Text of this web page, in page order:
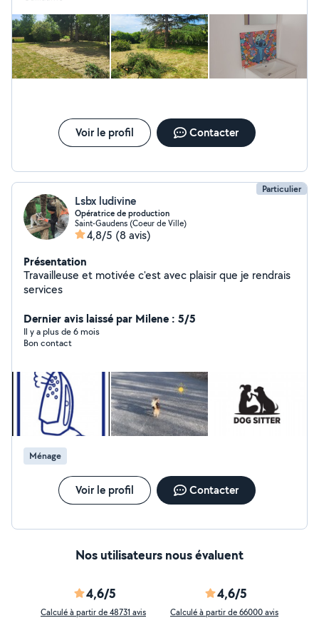
nettoyage ménager Evacuation encombrant, déchet
vert Devis gratuit, entreprise sérieuse et rapide multi-
service homme toutes mains intérieur et extérieure.
Service urgence bricolage le dimanche."
Voir le profil Contacter
Particulier
Lsbx ludivine
Opératrice de production
Saint-Gaudens (Coeur de Ville)
4,8/5 (8 avis)
Présentation
Travailleuse et motivée c'est avec plaisir que je rendrais
services
Dernier avis laissé par Milene : 5/5
Il y a plus de 6 mois
Bon contact
Ménage
Voir le profil Contacter
Nos utilisateurs nous évaluent
4,6/5
Calculé à partir de 48731 avis
4,6/5
Calculé à partir de 66000 avis